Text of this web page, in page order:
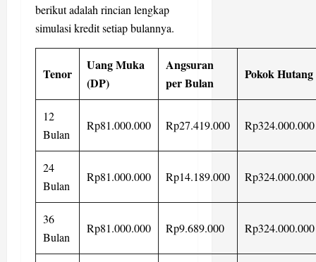
berikut adalah rincian lengkap
simulasi kredit setiap bulannya.
Tenor
Uang Muka
(DP)
Angsuran
per Bulan
Pokok Hutang
12
Bulan
Rp81.000.000 Rp27.419.000 Rp324.000.000
24
Bulan
Rp81.000.000 Rp14.189.000 Rp324.000.000
36
Bulan
Rp81.000.000 Rp9.689.000 Rp324.000.000